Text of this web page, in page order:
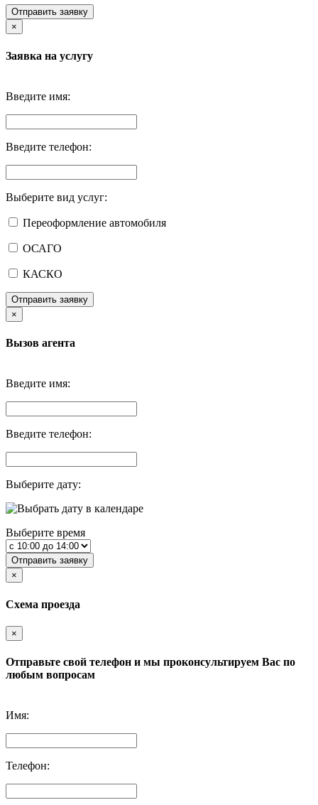
Отправить заявку
×
Заявка на услугу
Введите имя:
Введите телефон:
Выберите вид услуг:
Переоформление автомобиля
ОСАГО
КАСКО
Отправить заявку
×
Вызов агента
Введите имя:
Введите телефон:
Выберите дату:
Выберите время
Отправить заявку
×
Схема проезда
×
Отправьте свой телефон и мы проконсультируем Вас по
любым вопросам
Имя:
Телефон: